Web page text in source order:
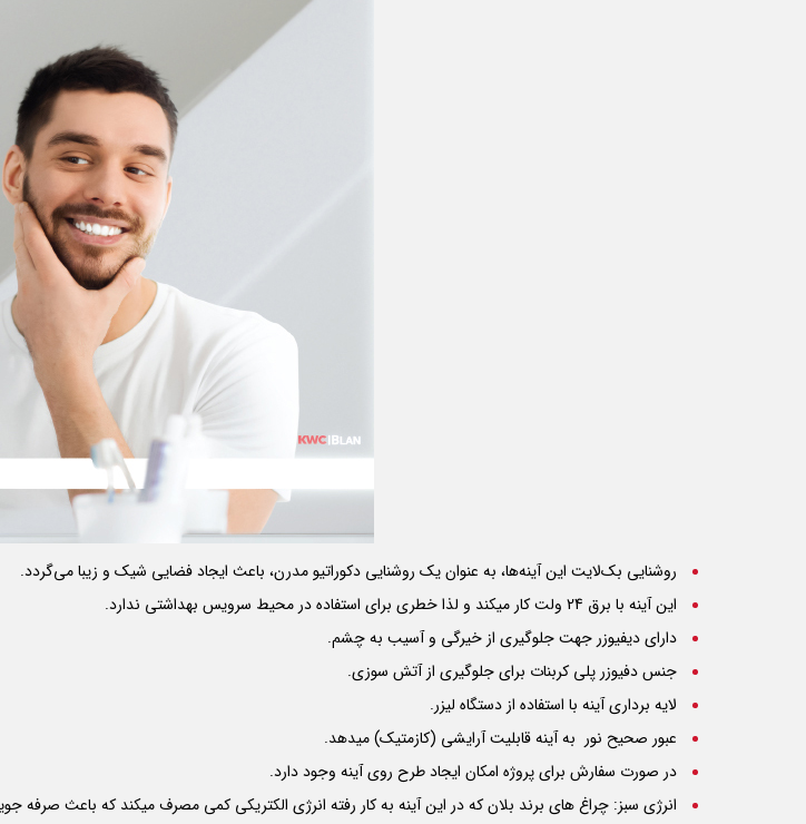
روشنایی بک‌لایت این آینه‌ها، به عنوان یک روشنایی دکوراتیو مدرن، باعث ایجاد فضایی شیک و زیبا می‌گردد.
این آینه با برق 24 ولت کار میکند و لذا خطری برای استفاده در محیط سرویس بهداشتی ندارد.
دارای دیفیوزر جهت جلوگیری از خیرگی و آسیب به چشم.
جنس دفیوزر پلی کربنات برای جلوگیری از آتش سوزی.
لایه برداری آینه با استفاده از دستگاه لیزر.
عبور صحیح نور به آینه قابلیت آرایشی (کازمتیک) میدهد.
در صورت سفارش برای پروژه امکان ایجاد طرح روی آینه وجود دارد.
انرژی سبز: چراغ های برند بلان که در این آینه به کار رفته انرژی الکتریکی کمی مصرف میکند که باعث صرفه